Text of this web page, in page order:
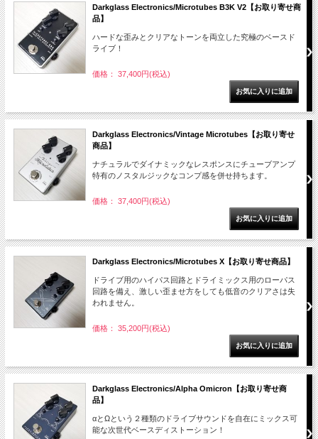
Darkglass Electronics/Microtubes B3K V2【お取り寄せ商
品】
ハードな歪みとクリアなトーンを両立した究極のベースド
ライブ！
価格： 37,400円(税込)
Darkglass Electronics/Vintage Microtubes【お取り寄せ
商品】
ナチュラルでダイナミックなレスポンスにチューブアンプ
特有のノスタルジックなコンプ感を併せ持ちます。
価格： 37,400円(税込)
Darkglass Electronics/Microtubes X【お取り寄せ商品】
ドライブ用のハイパス回路とドライミックス用のローパス
回路を備え、激しい歪ませ方をしても低音のクリアさは失
われません。
価格： 35,200円(税込)
Darkglass Electronics/Alpha Omicron【お取り寄せ商
品】
αとΩという２種類のドライブサウンドを自在にミックス可
能な次世代ベースディストーション！